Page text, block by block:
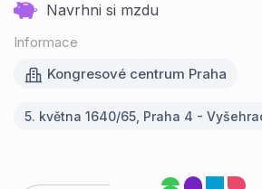
Navrhni si mzdu
Informace
Kongresové centrum Praha
5. května 1640/65, Praha 4 -